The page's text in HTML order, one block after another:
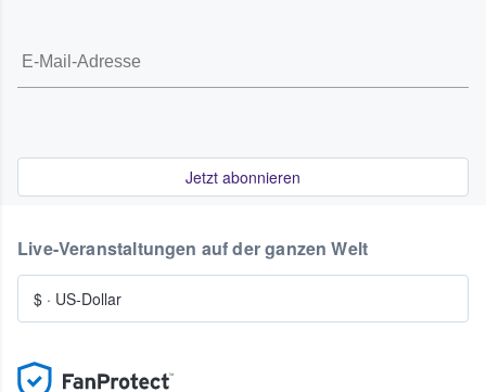
Jetzt abonnieren
Live-Veranstaltungen auf der ganzen Welt
$ · US-Dollar